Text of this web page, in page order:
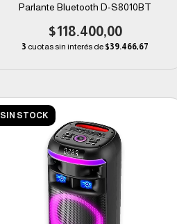
Parlante Bluetooth D-S8010BT
$118.400,00
3 cuotas sin interés de $39.466,67
SIN STOCK